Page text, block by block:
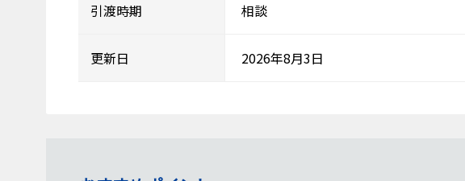
引渡時期 相談
更新日 2026年8月3日